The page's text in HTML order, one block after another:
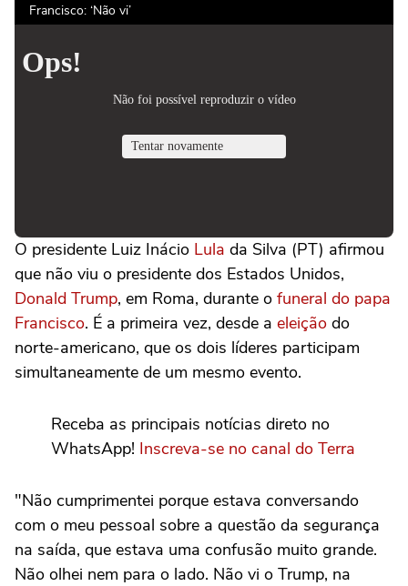
Francisco: ‘Não vi’
O presidente Luiz Inácio Lula da Silva (PT) afirmou
que não viu o presidente dos Estados Unidos,
Donald Trump, em Roma, durante o funeral do papa
Francisco. É a primeira vez, desde a eleição do
norte-americano, que os dois líderes participam
simultaneamente de um mesmo evento.
Receba as principais notícias direto no
WhatsApp! Inscreva-se no canal do Terra
"Não cumprimentei porque estava conversando
com o meu pessoal sobre a questão da segurança
na saída, que estava uma confusão muito grande.
Não olhei nem para o lado. Não vi o Trump, na